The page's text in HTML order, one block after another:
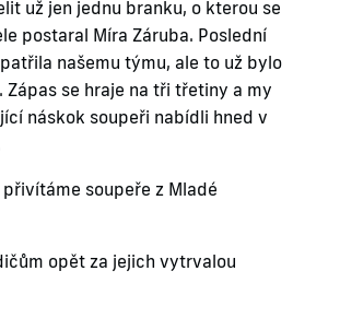
už jen jednu branku, o kterou se
postaral Míra Záruba. Poslední
našemu týmu, ale to už bylo
Zápas se hraje na tři třetiny a my
náskok soupeři nabídli hned v
soupeře z Mladé
opět za jejich vytrvalou